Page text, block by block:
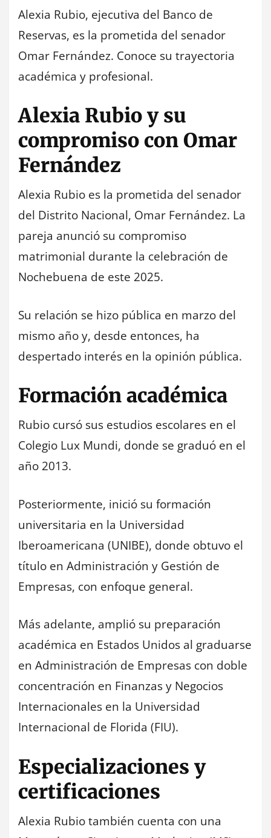
Alexia Rubio, ejecutiva del Banco de
Reservas, es la prometida del senador
Omar Fernández. Conoce su trayectoria
académica y profesional.
Alexia Rubio y su
compromiso con Omar
Fernández
Alexia Rubio es la prometida del senador
del Distrito Nacional, Omar Fernández. La
pareja anunció su compromiso
matrimonial durante la celebración de
Nochebuena de este 2025.
Su relación se hizo pública en marzo del
mismo año y, desde entonces, ha
despertado interés en la opinión pública.
Formación académica
Rubio cursó sus estudios escolares en el
Colegio Lux Mundi, donde se graduó en el
año 2013.
Posteriormente, inició su formación
universitaria en la Universidad
Iberoamericana (UNIBE), donde obtuvo el
título en Administración y Gestión de
Empresas, con enfoque general.
Más adelante, amplió su preparación
académica en Estados Unidos al graduarse
en Administración de Empresas con doble
concentración en Finanzas y Negocios
Internacionales en la Universidad
Internacional de Florida (FIU).
Especializaciones y
certificaciones
Alexia Rubio también cuenta con una